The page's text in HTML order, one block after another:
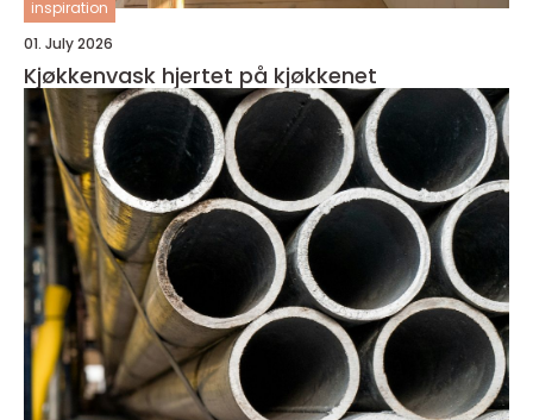
inspiration
01. July 2026
Kjøkkenvask hjertet på kjøkkenet